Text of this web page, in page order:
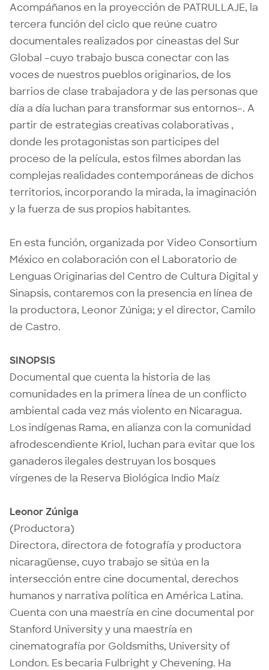
Acompáñanos en la proyección de PATRULLAJE, la
tercera función del ciclo que reúne cuatro
documentales realizados por cineastas del Sur
Global –cuyo trabajo busca conectar con las
voces de nuestros pueblos originarios, de los
barrios de clase trabajadora y de las personas que
día a día luchan para transformar sus entornos–. A
partir de estrategias creativas colaborativas ,
donde les protagonistas son participes del
proceso de la película, estos filmes abordan las
complejas realidades contemporáneas de dichos
territorios, incorporando la mirada, la imaginación
y la fuerza de sus propios habitantes.
En esta función, organizada por Video Consortium
México en colaboración con el Laboratorio de
Lenguas Originarias del Centro de Cultura Digital y
Sinapsis, contaremos con la presencia en línea de
la productora, Leonor Zúniga; y el director, Camilo
de Castro.
SINOPSIS
Documental que cuenta la historia de las
comunidades en la primera línea de un conflicto
ambiental cada vez más violento en Nicaragua.
Los indígenas Rama, en alianza con la comunidad
afrodescendiente Kriol, luchan para evitar que los
ganaderos ilegales destruyan los bosques
vírgenes de la Reserva Biológica Indio Maíz
Leonor Zúniga
(Productora)
Directora, directora de fotografía y productora
nicaragüense, cuyo trabajo se sitúa en la
intersección entre cine documental, derechos
humanos y narrativa política en América Latina.
Cuenta con una maestría en cine documental por
Stanford University y una maestría en
cinematografía por Goldsmiths, University of
London. Es becaria Fulbright y Chevening. Ha